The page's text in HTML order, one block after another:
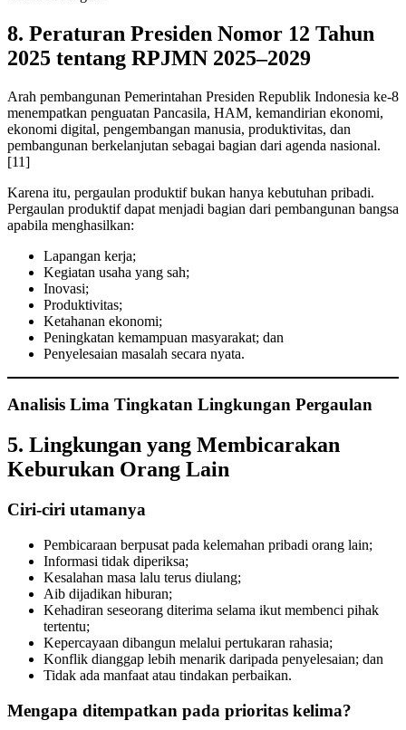
8. Peraturan Presiden Nomor 12 Tahun
2025 tentang RPJMN 2025–2029
Arah pembangunan Pemerintahan Presiden Republik Indonesia ke-8
menempatkan penguatan Pancasila, HAM, kemandirian ekonomi,
ekonomi digital, pengembangan manusia, produktivitas, dan
pembangunan berkelanjutan sebagai bagian dari agenda nasional.
[11]
Karena itu, pergaulan produktif bukan hanya kebutuhan pribadi.
Pergaulan produktif dapat menjadi bagian dari pembangunan bangsa
apabila menghasilkan:
Lapangan kerja;
Kegiatan usaha yang sah;
Inovasi;
Produktivitas;
Ketahanan ekonomi;
Peningkatan kemampuan masyarakat; dan
Penyelesaian masalah secara nyata.
Analisis Lima Tingkatan Lingkungan Pergaulan
5. Lingkungan yang Membicarakan
Keburukan Orang Lain
Ciri-ciri utamanya
Pembicaraan berpusat pada kelemahan pribadi orang lain;
Informasi tidak diperiksa;
Kesalahan masa lalu terus diulang;
Aib dijadikan hiburan;
Kehadiran seseorang diterima selama ikut membenci pihak
tertentu;
Kepercayaan dibangun melalui pertukaran rahasia;
Konflik dianggap lebih menarik daripada penyelesaian; dan
Tidak ada manfaat atau tindakan perbaikan.
Mengapa ditempatkan pada prioritas kelima?